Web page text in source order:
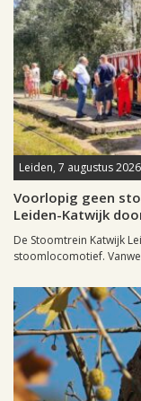
Leiden, 7 augustus
Voorlopig geen
Leiden-Katwijk
De Stoomtrein Katwijk
stoomlocomotief.